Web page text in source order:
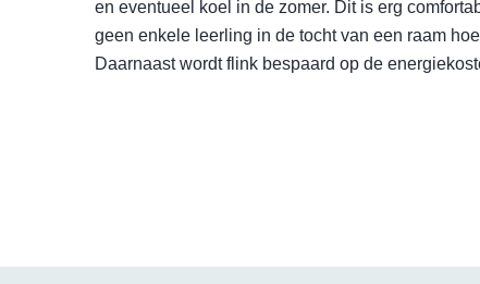
en eventueel koel in de zomer. Dit is erg
geen enkele leerling in de tocht van een raam
Daarnaast wordt flink bespaard op de